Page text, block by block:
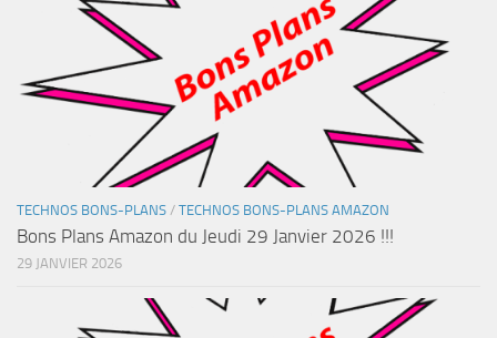
TECHNOS BONS-PLANS / TECHNOS BONS-PLANS AMAZON
Bons Plans Amazon du Jeudi 29 Janvier 2026 !!!
29 JANVIER 2026